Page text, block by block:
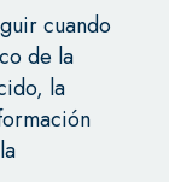
cuando
de la
la